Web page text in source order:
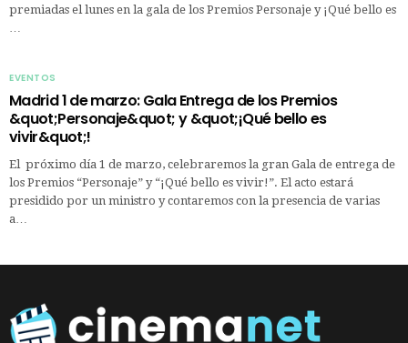
premiadas el lunes en la gala de los Premios Personaje y ¡Qué bello es
…
EVENTOS
Madrid 1 de marzo: Gala Entrega de los Premios
&quot;Personaje&quot; y &quot;¡Qué bello es
vivir&quot;!
El próximo día 1 de marzo, celebraremos la gran Gala de entrega de
los Premios “Personaje” y “¡Qué bello es vivir!”. El acto estará
presidido por un ministro y contaremos con la presencia de varias
a…